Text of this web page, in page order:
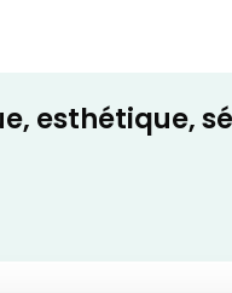
esthétique,